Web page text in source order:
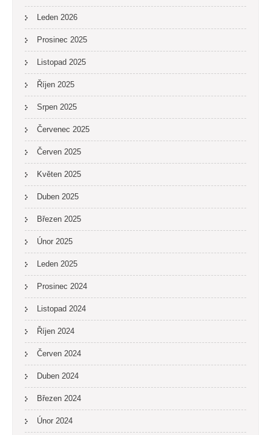
Leden 2026
Prosinec 2025
Listopad 2025
Říjen 2025
Srpen 2025
Červenec 2025
Červen 2025
Květen 2025
Duben 2025
Březen 2025
Únor 2025
Leden 2025
Prosinec 2024
Listopad 2024
Říjen 2024
Červen 2024
Duben 2024
Březen 2024
Únor 2024